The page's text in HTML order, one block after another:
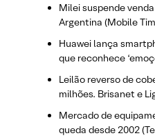
Milei suspende
Argentina (Mobile
Huawei lança
que reconhece
Leilão reverso de
milhões. Brisanet e
Mercado de
queda desde 2002